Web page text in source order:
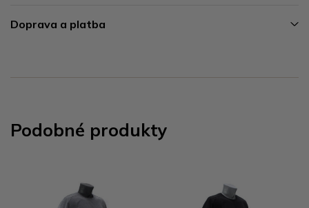
Doprava a platba
Podobné produkty